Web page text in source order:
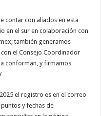
contar con aliados en esta
en el sur en colaboración con
también generamos
el Consejo Coordinador
conforman, y firmamos
el registro es en el correo
y fechas de